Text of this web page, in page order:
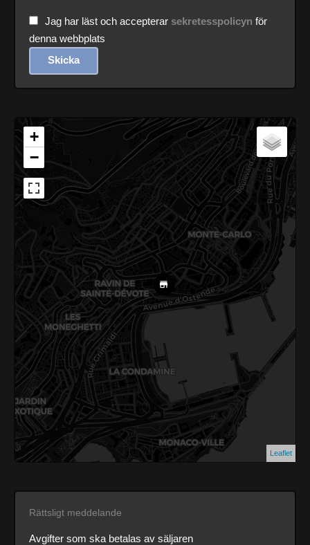
Jag har läst och accepterar sekretesspolicyn för
denna webbplats
Skicka
+
−
Leaflet
Rättsligt meddelande
Avgifter som ska betalas av säljaren